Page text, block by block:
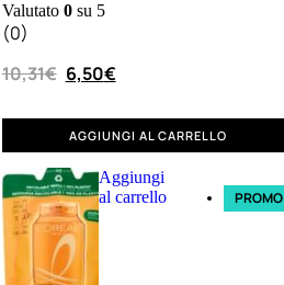
Valutato 0su 5
(0)
10,31€ 6,50€
AGGIUNGI AL CARRELLO
Aggiungi
al carrello
PROMO